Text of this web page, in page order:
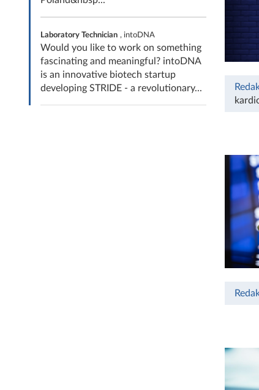
Laboratory Technician , intoDNA
Would you like to work on something
fascinating and meaningful? intoDNA
is an innovative biotech startup
developing STRIDE - a revolutionary...